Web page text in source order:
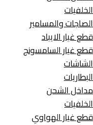
الخلفيات
الصاجات والمسامير
قطع غيار الايباد
قطع غيار السامسونج
الشاشات
البطاريات
مداخل الشحن
الخلفيات
قطع غيار الهواوي